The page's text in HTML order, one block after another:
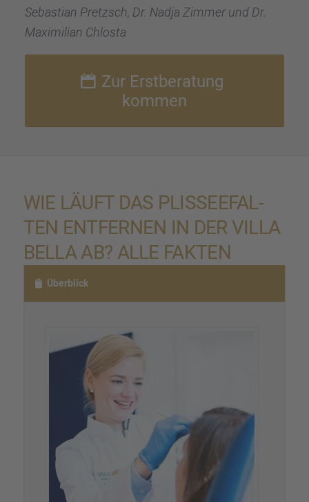
Sebas­tian Pretzsch, Dr. Nadja Zimmer und Dr.
Maximi­lian Chlosta
Zur Erstbe­ra­tung
kommen
WIE LÄUFT DAS PLISSEE­FAL­
TEN ENTFER­NEN IN DER VILLA
BELLA AB? ALLE FAKTEN
Überblick